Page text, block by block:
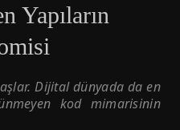
Yapıların
Dijital dünyada da en
kod mimarisinin